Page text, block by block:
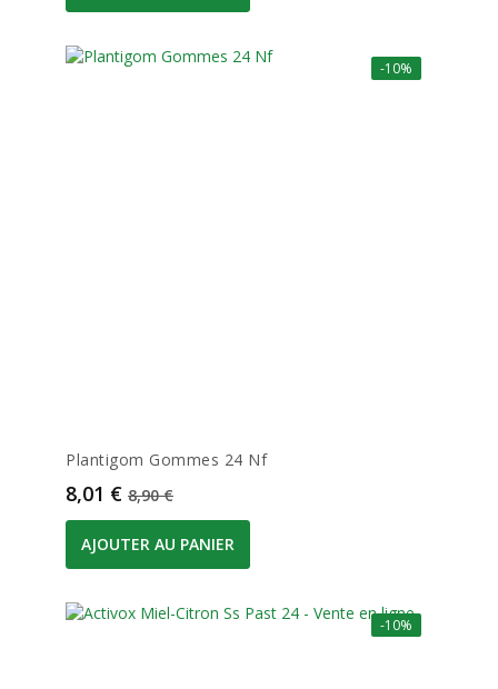
-10%
Plantigom Gommes 24 Nf
Prix
8,01 € Prix de base
8,90 €
AJOUTER AU PANIER
-10%